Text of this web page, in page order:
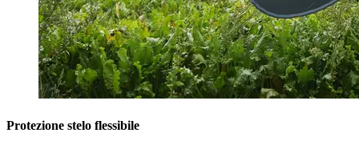
Protezione stelo flessibile